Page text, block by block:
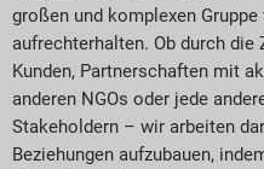
großen und komplexen
aufrechterhalten. Ob durch
Kunden, Partnerschaften mit
anderen NGOs oder jede
Stakeholdern – wir arbeiten
Beziehungen aufzubauen,